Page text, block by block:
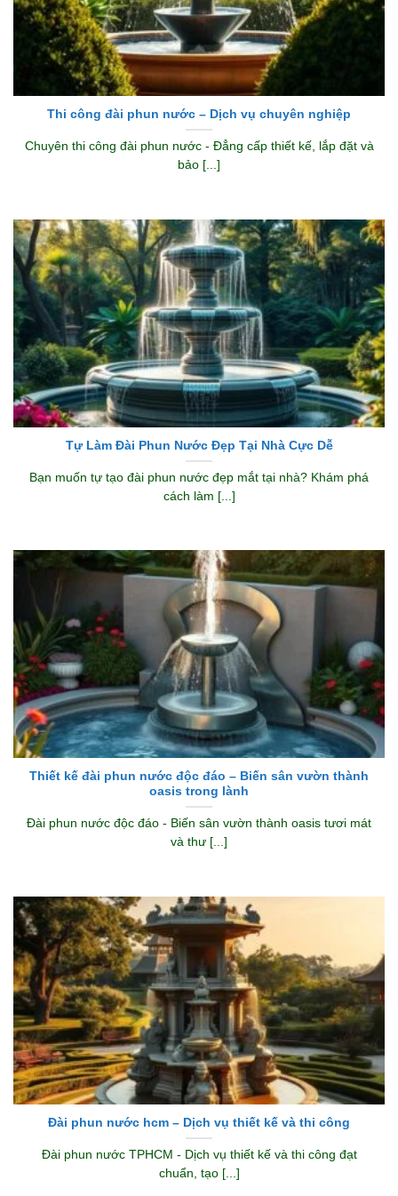
Thi công đài phun nước – Dịch vụ chuyên nghiệp
Chuyên thi công đài phun nước - Đẳng cấp thiết kế, lắp đặt và
bảo [...]
Tự Làm Đài Phun Nước Đẹp Tại Nhà Cực Dễ
Bạn muốn tự tạo đài phun nước đẹp mắt tại nhà? Khám phá
cách làm [...]
Thiết kế đài phun nước độc đáo – Biến sân vườn thành
oasis trong lành
Đài phun nước độc đáo - Biến sân vườn thành oasis tươi mát
và thư [...]
Đài phun nước hcm – Dịch vụ thiết kế và thi công
Đài phun nước TPHCM - Dịch vụ thiết kế và thi công đạt
chuẩn, tạo [...]